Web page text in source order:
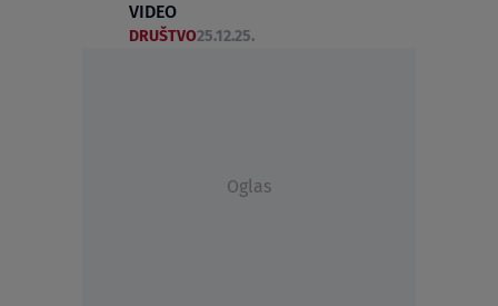
VIDEO
DRUŠTVO25.12.25.
Oglas